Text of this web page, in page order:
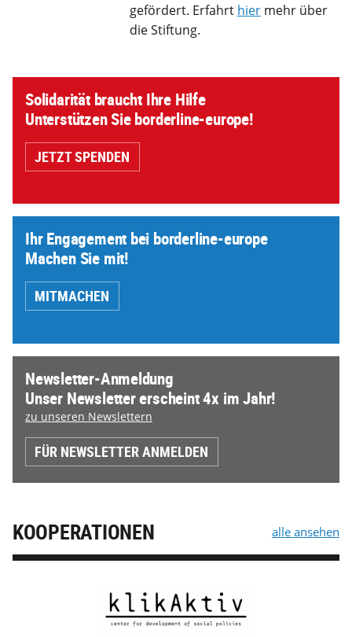
gefördert. Erfahrt hiermehr über
die Stiftung.
Solidarität braucht Ihre Hilfe
Unterstützen Sie borderline-europe!
JETZT SPENDEN
Ihr Engagement bei borderline-europe
Machen Sie mit!
MITMACHEN
Newsletter-Anmeldung
Unser Newsletter erscheint 4x im Jahr!
zu unseren Newslettern
FÜR NEWSLETTER ANMELDEN
KOOPERATIONEN alle ansehen